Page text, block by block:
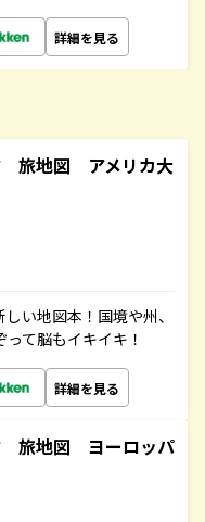
詳細を見る
旅地図 アメリカ大
い地図本！国境や州、
て脳もイキイキ！
詳細を見る
旅地図 ヨーロッパ